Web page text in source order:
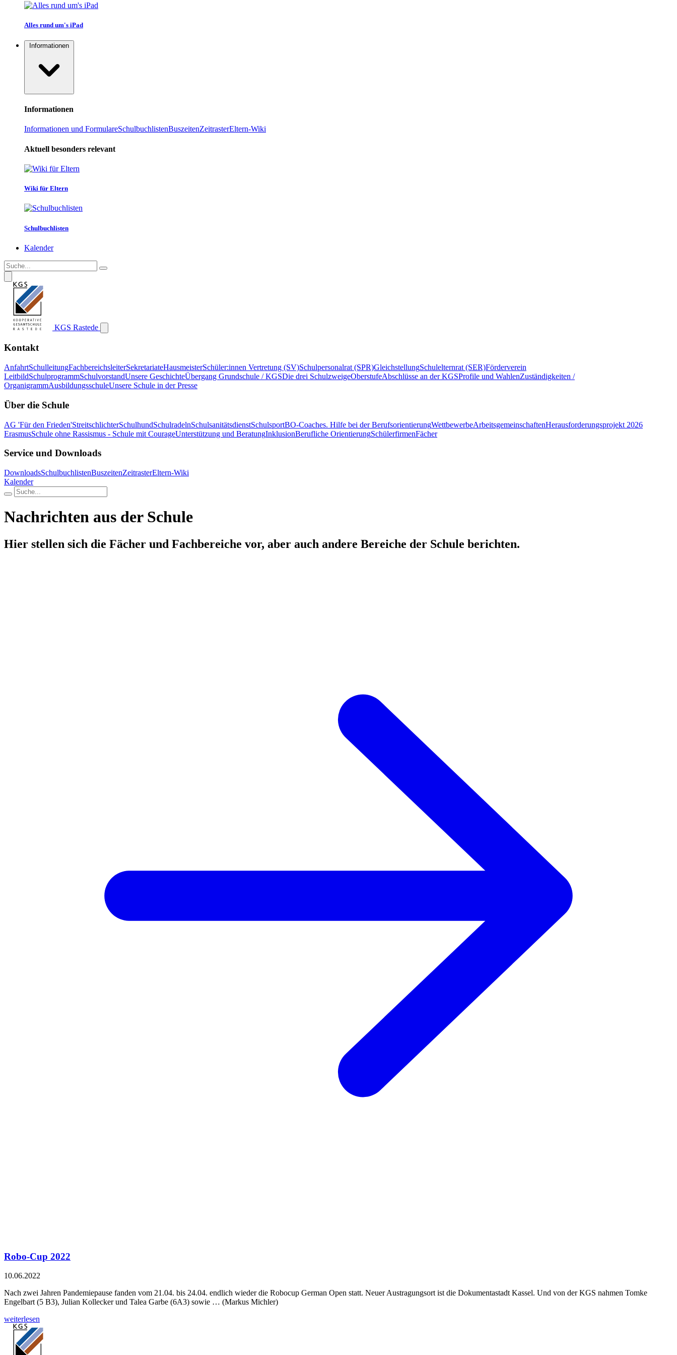
Alles rund um's iPad
Informationen
Informationen
Informationen und FormulareSchulbuchlistenBuszeitenZeitrasterEltern-Wiki
Aktuell besonders relevant
Wiki für Eltern
Schulbuchlisten
Kalender
KGS Rastede
Kontakt
AnfahrtSchulleitungFachbereichsleiterSekretariateHausmeisterSchüler:innen Vertretung (SV)Schulpersonalrat (SPR)GleichstellungSchulelternrat (SER)Förderverein
LeitbildSchulprogrammSchulvorstandUnsere GeschichteÜbergang Grundschule / KGSDie drei SchulzweigeOberstufeAbschlüsse an der KGSProfile und WahlenZuständigkeiten /
OrganigrammAusbildungsschuleUnsere Schule in der Presse
Über die Schule
AG 'Für den Frieden'StreitschlichterSchulhundSchulradelnSchulsanitätsdienstSchulsportBO-Coaches. Hilfe bei der BerufsorientierungWettbewerbeArbeitsgemeinschaftenHerausforderungsprojekt 2026
ErasmusSchule ohne Rassismus - Schule mit CourageUnterstützung und BeratungInklusionBerufliche OrientierungSchülerfirmenFächer
Service und Downloads
DownloadsSchulbuchlistenBuszeitenZeitrasterEltern-Wiki
Kalender
Nachrichten aus der Schule
Hier stellen sich die Fächer und Fachbereiche vor, aber auch andere Bereiche der Schule berichten.
Robo-Cup 2022
10.06.2022
Nach zwei Jahren Pandemiepause fanden vom 21.04. bis 24.04. endlich wieder die Robocup German Open statt. Neuer Austragungsort ist die Dokumentastadt Kassel. Und von der KGS nahmen Tomke
Engelbart (5 B3), Julian Kollecker und Talea Garbe (6A3) sowie … (Markus Michler)
weiterlesen